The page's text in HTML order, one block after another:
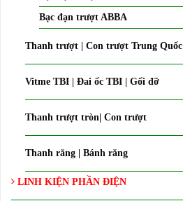
Bạc đạn trượt ABBA
Thanh trượt | Con trượt Trung Quốc
Vitme TBI | Đai ốc TBI | Gối đỡ
Thanh trượt tròn| Con trượt
Thanh răng | Bánh răng
LINH KIỆN PHẦN ĐIỆN